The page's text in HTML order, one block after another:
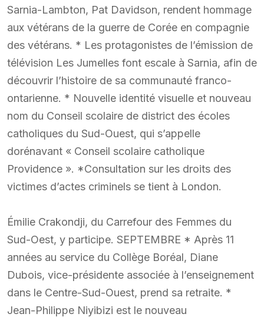
Sarnia-Lambton, Pat Davidson, rendent hommage
aux vétérans de la guerre de Corée en compagnie
des vétérans. * Les protagonistes de l’émission de
télévision Les Jumelles font escale à Sarnia, afin de
découvrir l’histoire de sa communauté franco-
ontarienne. * Nouvelle identité visuelle et nouveau
nom du Conseil scolaire de district des écoles
catholiques du Sud-Ouest, qui s’appelle
dorénavant « Conseil scolaire catholique
Providence ». *Consultation sur les droits des
victimes d’actes criminels se tient à London.
Émilie Crakondji, du Carrefour des Femmes du
Sud-Oest, y participe. SEPTEMBRE * Après 11
années au service du Collège Boréal, Diane
Dubois, vice-présidente associée à l’enseignement
dans le Centre-Sud-Ouest, prend sa retraite. *
Jean-Philippe Niyibizi est le nouveau